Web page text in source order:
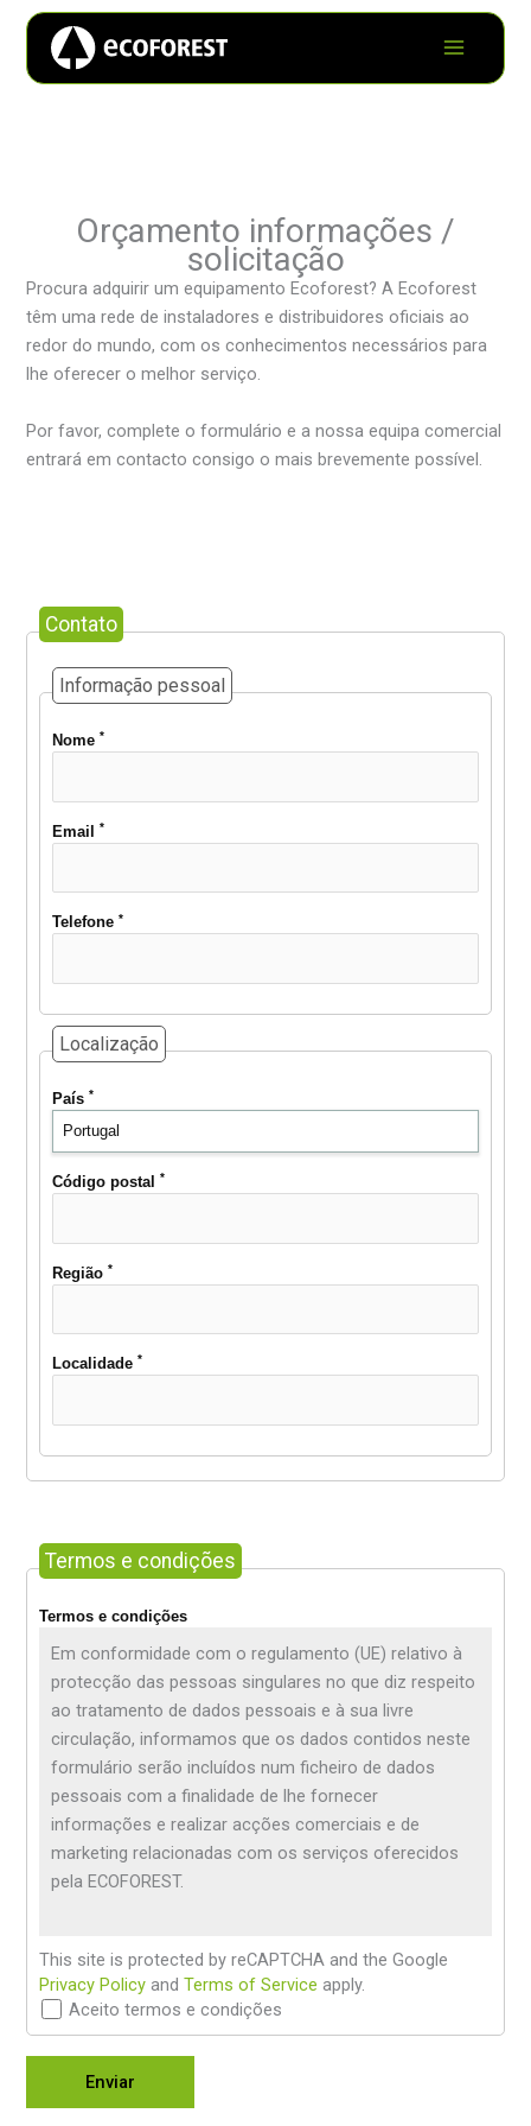
Orçamento informações /
solicitação
Procura adquirir um equipamento Ecoforest? A Ecoforest
têm uma rede de instaladores e distribuidores oficiais ao
redor do mundo, com os conhecimentos necessários para
lhe oferecer o melhor serviço.
Por favor, complete o formulário e a nossa equipa comercial
entrará em contacto consigo o mais brevemente possível.
Contato
Informação pessoal
Nome*
Email*
Telefone*
Localização
País*
Código postal*
Região*
Localidade*
Termos e condições
Termos e condições
Em conformidade com o regulamento (UE) relativo à
protecção das pessoas singulares no que diz respeito
ao tratamento de dados pessoais e à sua livre
circulação, informamos que os dados contidos neste
formulário serão incluídos num ficheiro de dados
pessoais com a finalidade de lhe fornecer
informações e realizar acções comerciais e de
marketing relacionadas com os serviços oferecidos
pela ECOFOREST.
This site is protected by reCAPTCHA and the Google
Privacy Policy andTerms of Service apply.
Aceito termos e condições